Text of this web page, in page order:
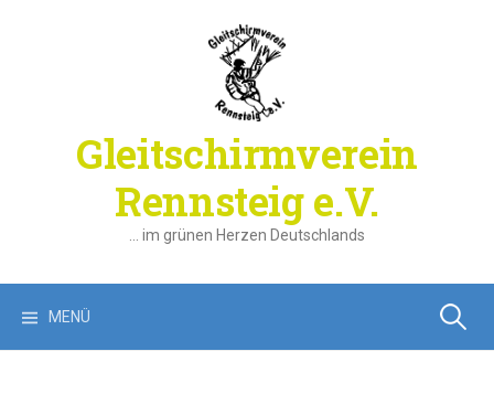
Gleitschirmverein
Rennsteig e.V.
… im grünen Herzen Deutschlands
MENÜ Suchen